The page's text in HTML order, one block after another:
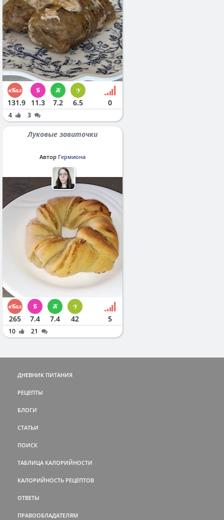
131.9 11.3 7.2 6.5 0
4 3
Луковые завиточки
Автор Гермиона
265 7.4 7.4 42 5
10 21
ДНЕВНИК ПИТАНИЯ
РЕЦЕПТЫ
БЛОГИ
СТАТЬИ
ПОИСК
ТАБЛИЦА КАЛОРИЙНОСТИ
КАЛОРИЙНОСТЬ РЕЦЕПТОВ
ОТВЕТЫ
ПРАВООБЛАДАТЕЛЯМ